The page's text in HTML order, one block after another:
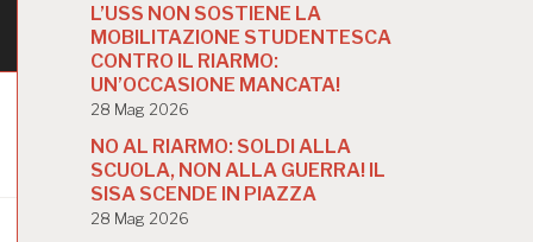
L’USS NON SOSTIENE LA
MOBILITAZIONE STUDENTESCA
CONTRO IL RIARMO:
UN’OCCASIONE MANCATA!
28 Mag 2026
NO AL RIARMO: SOLDI ALLA
SCUOLA, NON ALLA GUERRA! IL
SISA SCENDE IN PIAZZA
28 Mag 2026